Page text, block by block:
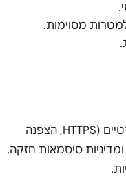
מסוימות.
המערכת מוגנת באמצעי הצפנה סטנדרטיים (HTTPS, הצפנה
סיסמאות חזקה.